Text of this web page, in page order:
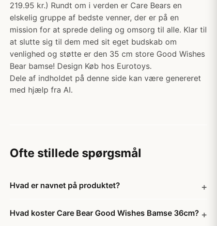
219.95 kr.) Rundt om i verden er Care Bears en
elskelig gruppe af bedste venner, der er på en
mission for at sprede deling og omsorg til alle. Klar til
at slutte sig til dem med sit eget budskab om
venlighed og støtte er den 35 cm store Good Wishes
Bear bamse! Design Køb hos Eurotoys.
Dele af indholdet på denne side kan være genereret
med hjælp fra AI.
Ofte stillede spørgsmål
Hvad er navnet på produktet?
Hvad koster Care Bear Good Wishes Bamse 36cm?